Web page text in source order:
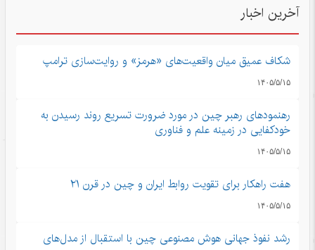
آخرین اخبار
شکاف عمیق میان واقعیت‌های «هرمز» و روایت‌سازی ترامپ
۱۴۰۵/۵/۱۵
رهنمودهای رهبر چین در مورد ضرورت تسریع روند رسیدن به
خودکفایی در زمینه علم و فناوری
۱۴۰۵/۵/۱۵
هفت راهکار برای تقویت روابط ایران و چین در قرن ۲۱
۱۴۰۵/۵/۱۵
رشد نفوذ جهانی هوش مصنوعی چین با استقبال از مدل‌های